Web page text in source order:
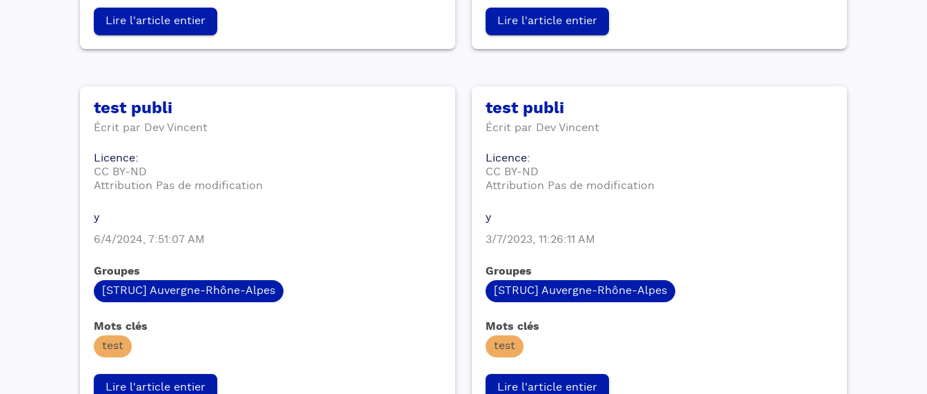
Lire l'article entier Lire l'article entier
test publi
Écrit par Dev Vincent
Licence:
CC BY-ND
Attribution Pas de modification
y
6/4/2024, 7:51:07 AM
Groupes
[STRUC] Auvergne-Rhône-Alpes
Mots clés
test
Lire l'article entier
test publi
Écrit par Dev Vincent
Licence:
CC BY-ND
Attribution Pas de modification
y
3/7/2023, 11:26:11 AM
Groupes
[STRUC] Auvergne-Rhône-Alpes
Mots clés
test
Lire l'article entier